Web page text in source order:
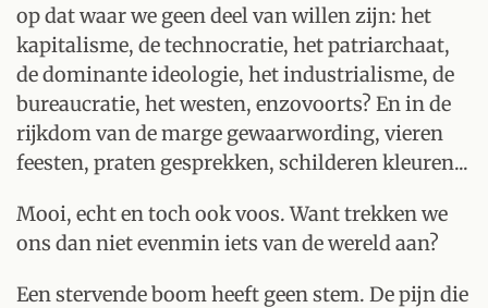
op dat waar we geen deel van willen zijn: het
kapitalisme, de technocratie, het patriarchaat,
de dominante ideologie, het industrialisme, de
bureaucratie, het westen, enzovoorts? En in de
rijkdom van de marge gewaarwording, vieren
feesten, praten gesprekken, schilderen kleuren...
Mooi, echt en toch ook voos. Want trekken we
ons dan niet evenmin iets van de wereld aan?
Een stervende boom heeft geen stem. De pijn die